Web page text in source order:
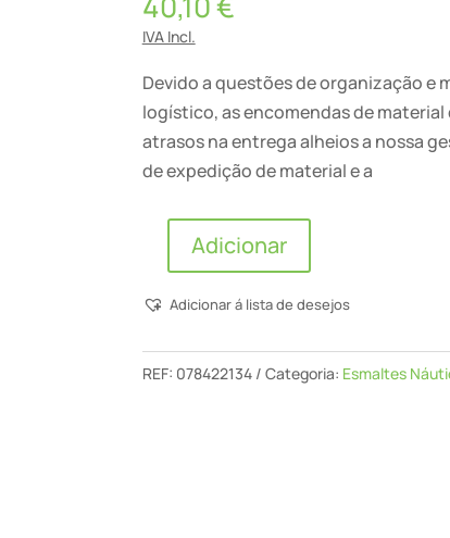
IVA Incl.
Devido a questões de organização e
logístico, as encomendas de
atrasos na entrega alheios a nossa
de expedição de material e a
Quantidade
Titan
-
Esmalte
Adicionar
Adicionar á lista de desejos
REF: 078422134 Categoria: Esmaltes